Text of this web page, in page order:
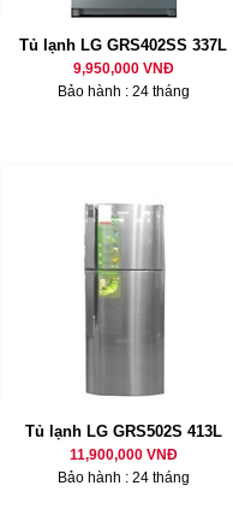
Tủ lạnh LG GRS402SS 337L
9,950,000 VNĐ
Bảo hành : 24 tháng
Tủ lạnh LG GRS502S 413L
11,900,000 VNĐ
Bảo hành : 24 tháng